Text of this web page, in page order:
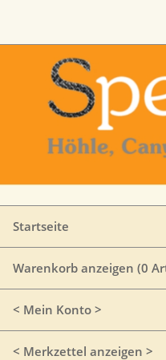
Startseite
Warenkorb anzeigen (0
< Mein Konto >
< Merkzettel anzeigen >